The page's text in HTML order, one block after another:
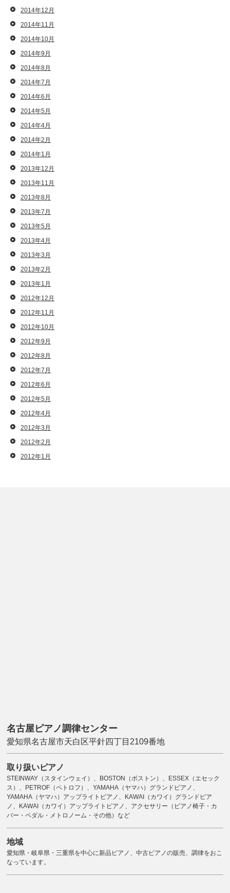
2014年12月
2014年11月
2014年10月
2014年9月
2014年8月
2014年7月
2014年6月
2014年5月
2014年4月
2014年2月
2014年1月
2013年12月
2013年11月
2013年8月
2013年7月
2013年5月
2013年4月
2013年3月
2013年2月
2013年1月
2012年12月
2012年11月
2012年10月
2012年9月
2012年8月
2012年7月
2012年6月
2012年5月
2012年4月
2012年3月
2012年2月
2012年1月
名古屋ピアノ調律センター
愛知県名古屋市天白区平針四丁目2109番地
取り扱いピアノ
STEINWAY（スタインウェイ）、BOSTON（ボストン）、ESSEX（エセック
ス）、PETROF（ペトロフ）、YAMAHA（ヤマハ）グランドピアノ、
YAMAHA（ヤマハ）アップライトピアノ、KAWAI（カワイ）グランドピア
ノ、KAWAI（カワイ）アップライトピアノ、アクセサリー（ピアノ椅子・カ
バー・ペダル・メトロノーム・その他）など
地域
愛知県・岐阜県・三重県を中心に新品ピアノ、中古ピアノの販売、調律をおこ
なっています。